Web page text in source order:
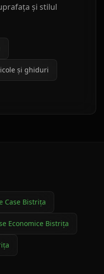
și stilul
și ghiduri
Case Bistrița
Economice Bistrița